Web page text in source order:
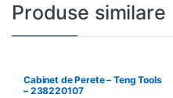
Produse similare
Cabinet de Perete – Teng Tools
– 238220107